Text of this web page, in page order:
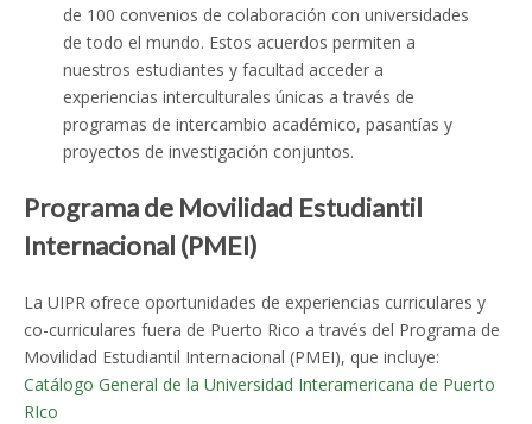
de 100 convenios de colaboración con universidades
de todo el mundo. Estos acuerdos permiten a
nuestros estudiantes y facultad acceder a
experiencias interculturales únicas a través de
programas de intercambio académico, pasantías y
proyectos de investigación conjuntos.
Programa de Movilidad Estudiantil
Internacional (PMEI)
La UIPR ofrece oportunidades de experiencias curriculares y
co-curriculares fuera de Puerto Rico a través del Programa de
Movilidad Estudiantil Internacional (PMEI), que incluye:
Catálogo General de la Universidad Interamericana de Puerto
RIco